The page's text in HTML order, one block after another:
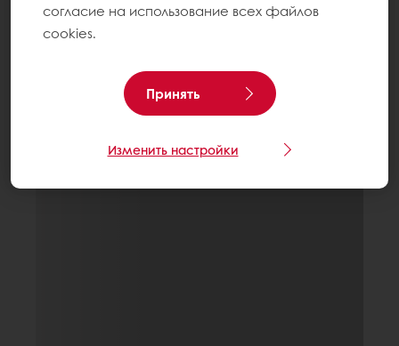
согласие на использование всех файлов
cookies.
Принять
Изменить настройки